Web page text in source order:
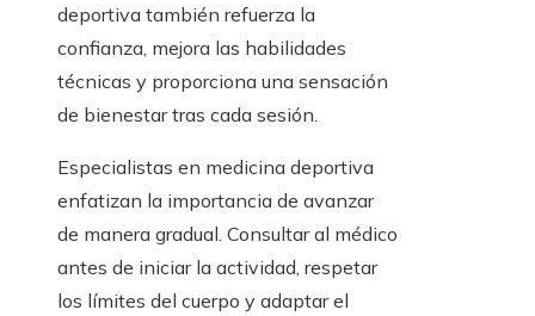
deportiva también refuerza la
confianza, mejora las habilidades
técnicas y proporciona una sensación
de bienestar tras cada sesión.
Especialistas en medicina deportiva
enfatizan la importancia de avanzar
de manera gradual. Consultar al médico
antes de iniciar la actividad, respetar
los límites del cuerpo y adaptar el